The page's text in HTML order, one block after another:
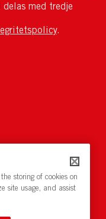
med tredje
.
storing of cookies on
site usage, and assist